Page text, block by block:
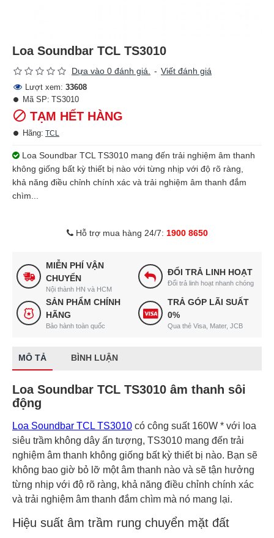
Loa Soundbar TCL TS3010
Dựa vào 0 đánh giá. - Viết đánh giá
Lượt xem: 33608
TẠM HẾT HÀNG
Hãng: TCL
Mã SP: TS3010
Loa Soundbar TCL TS3010 mang đến trải nghiệm âm thanh
không giống bất kỳ thiết bị nào với từng nhịp với độ rõ ràng,
khả năng điều chỉnh chính xác và trải nghiệm âm thanh đắm
chìm...
Hỗ trợ mua hàng 24/7: 1900 8650
MIỄN PHÍ VẬN
CHUYỂN
Nội thành HN và HCM
ĐỔI TRẢ LINH HOẠT
Đổi trả linh hoạt nhanh chóng
SẢN PHẨM CHÍNH
HÃNG
Bảo hành toàn quốc
TRẢ GÓP LÃI SUẤT
0%
Qua thẻ Visa, Mater, JCB
MÔ TẢ BÌNH LUẬN
Loa Soundbar TCL TS3010 âm thanh sôi
động
Loa Soundbar TCL TS3010 có công suất 160W * với loa
siêu trầm không dây ấn tượng, TS3010 mang đến trải
nghiệm âm thanh không giống bất kỳ thiết bị nào. Bạn sẽ
không bao giờ bỏ lỡ một âm thanh nào và sẽ tận hưởng
từng nhịp với độ rõ ràng, khả năng điều chỉnh chính xác
và trải nghiệm âm thanh đắm chìm mà nó mang lại.
Hiệu suất âm trầm rung chuyển mặt đất